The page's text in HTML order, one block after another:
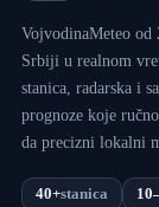
VojvodinaMeteo
Srbiji u realnom
stanica, radarska i
prognoze koje
da precizni lokalni
40+stanica